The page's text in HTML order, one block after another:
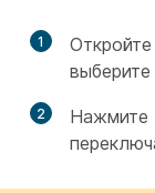
1
выберите
2 Нажмите